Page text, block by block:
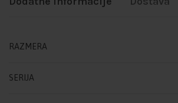
RAZMERA
SERIJA